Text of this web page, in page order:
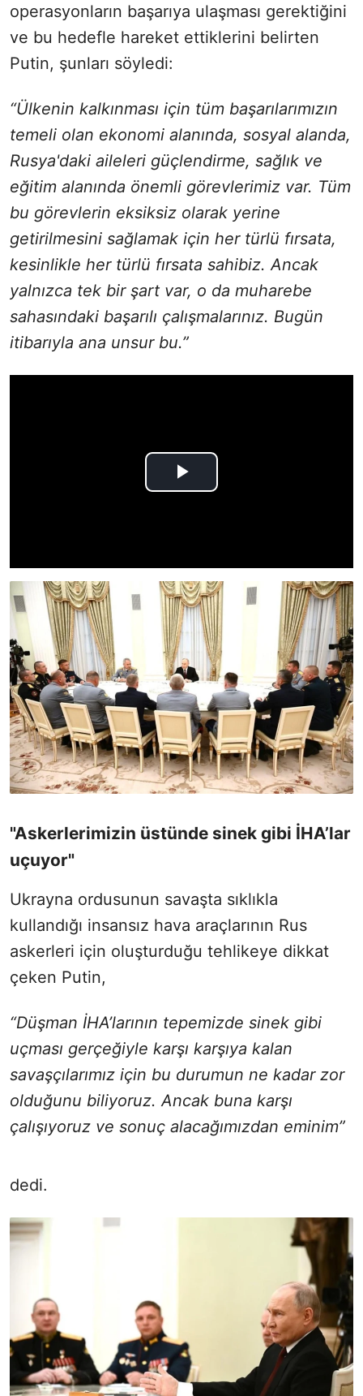
operasyonların başarıya ulaşması gerektiğini
ve bu hedefle hareket ettiklerini belirten
Putin, şunları söyledi:
“Ülkenin kalkınması için tüm başarılarımızın
temeli olan ekonomi alanında, sosyal alanda,
Rusya'daki aileleri güçlendirme, sağlık ve
eğitim alanında önemli görevlerimiz var. Tüm
bu görevlerin eksiksiz olarak yerine
getirilmesini sağlamak için her türlü fırsata,
kesinlikle her türlü fırsata sahibiz. Ancak
yalnızca tek bir şart var, o da muharebe
sahasındaki başarılı çalışmalarınız. Bugün
itibarıyla ana unsur bu.”
"Askerlerimizin üstünde sinek gibi İHA’lar
uçuyor"
Ukrayna ordusunun savaşta sıklıkla
kullandığı insansız hava araçlarının Rus
askerleri için oluşturduğu tehlikeye dikkat
çeken Putin,
“Düşman İHA’larının tepemizde sinek gibi
uçması gerçeğiyle karşı karşıya kalan
savaşçılarımız için bu durumun ne kadar zor
olduğunu biliyoruz. Ancak buna karşı
çalışıyoruz ve sonuç alacağımızdan eminim”
dedi.